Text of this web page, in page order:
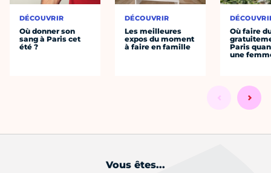
DÉCOUVRIR
Où donner son
sang à Paris cet
été ?
DÉCOUVRIR
Les meilleures
expos du moment
à faire en famille
Où faire
Paris
une
Vous êtes...